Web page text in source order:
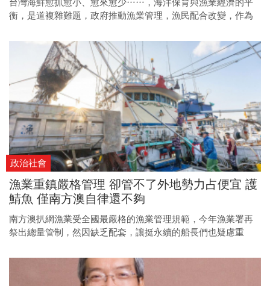
台灣海鮮愈抓愈小、愈來愈少……，海洋保育與漁業經濟的平
衡，是道複雜難題，政府推動漁業管理，漁民配合改變，作為
慣，每個人都能為海洋永續盡一份力。
政治社會
漁業重鎮嚴格管理 卻管不了外地勢力占便宜 護
鯖魚 僅南方澳自律還不夠
南方澳扒網漁業受全國最嚴格的漁業管理規範，今年漁業署再
祭出總量管制，然因缺乏配套，讓挺永續的船長們也疑慮重